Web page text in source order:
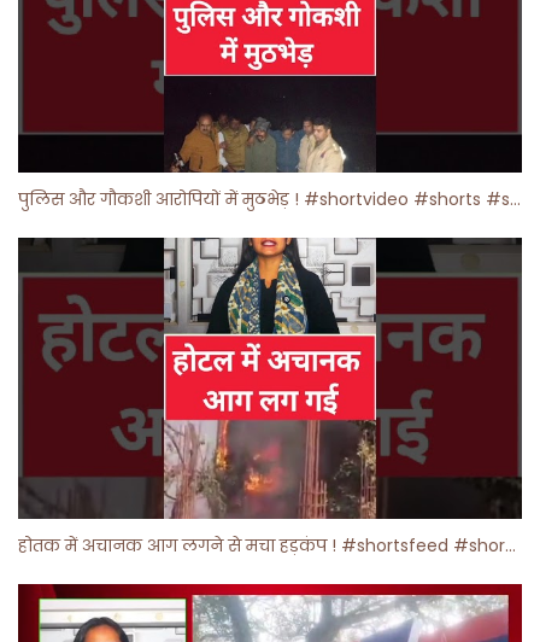
पुलिस और गौकशी आरोपियों में मुठभेड़ ! #shortvideo #shorts #shortsfeed
होतक में अचानक आग लगने से मचा हड़कंप ! #shortsfeed #shorts #viralshorts